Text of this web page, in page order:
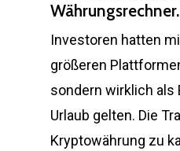
Währungsrechner.
Investoren hatten
größeren
sondern wirklich als
Urlaub gelten. Die
Kryptowährung zu